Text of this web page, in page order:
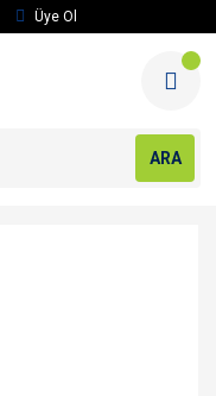
Üye Ol
ARA